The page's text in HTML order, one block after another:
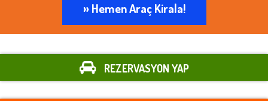
» Hemen Araç Kirala!
REZERVASYON YAP